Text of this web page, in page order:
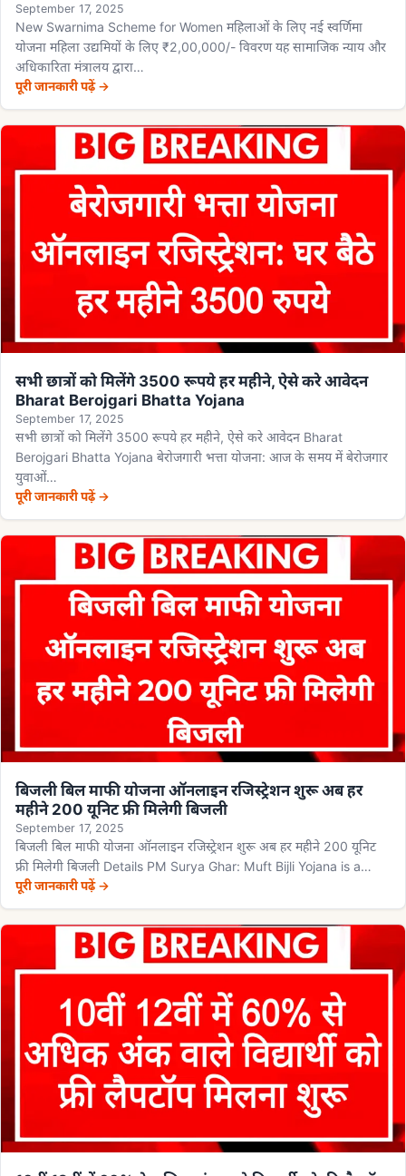
September 17, 2025
New Swarnima Scheme for Women महिलाओं के लिए नई स्वर्णिमा
योजना महिला उद्यमियों के लिए ₹2,00,000/- विवरण यह सामाजिक न्याय और
अधिकारिता मंत्रालय द्वारा…
पूरी जानकारी पढ़ें →
सभी छात्रों को मिलेंगे 3500 रूपये हर महीने, ऐसे करे आवेदन
Bharat Berojgari Bhatta Yojana
September 17, 2025
सभी छात्रों को मिलेंगे 3500 रूपये हर महीने, ऐसे करे आवेदन Bharat
Berojgari Bhatta Yojana बेरोजगारी भत्ता योजना: आज के समय में बेरोजगार
युवाओं…
पूरी जानकारी पढ़ें →
बिजली बिल माफी योजना ऑनलाइन रजिस्ट्रेशन शुरू अब हर
महीने 200 यूनिट फ्री मिलेगी बिजली
September 17, 2025
बिजली बिल माफी योजना ऑनलाइन रजिस्ट्रेशन शुरू अब हर महीने 200 यूनिट
फ्री मिलेगी बिजली Details PM Surya Ghar: Muft Bijli Yojana is a…
पूरी जानकारी पढ़ें →